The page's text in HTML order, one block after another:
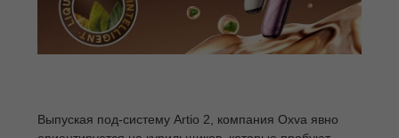
Выпуская под-систему Artio 2, компания Oxva явно